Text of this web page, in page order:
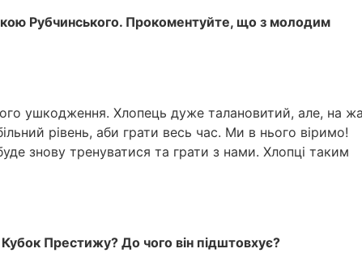
Рубчинського. Прокоментуйте, що з молодим
ушкодження. Хлопець дуже талановитий, але, на
рівень, аби грати весь час. Ми в нього віримо!
знову тренуватися та грати з нами. Хлопці таким
Престижу? До чого він підштовхує?